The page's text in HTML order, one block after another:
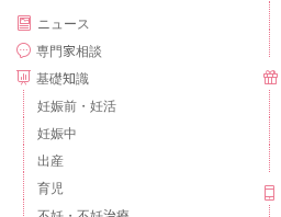
ニュース
専門家相談
基礎知識
妊娠前・妊活
妊娠中
出産
育児